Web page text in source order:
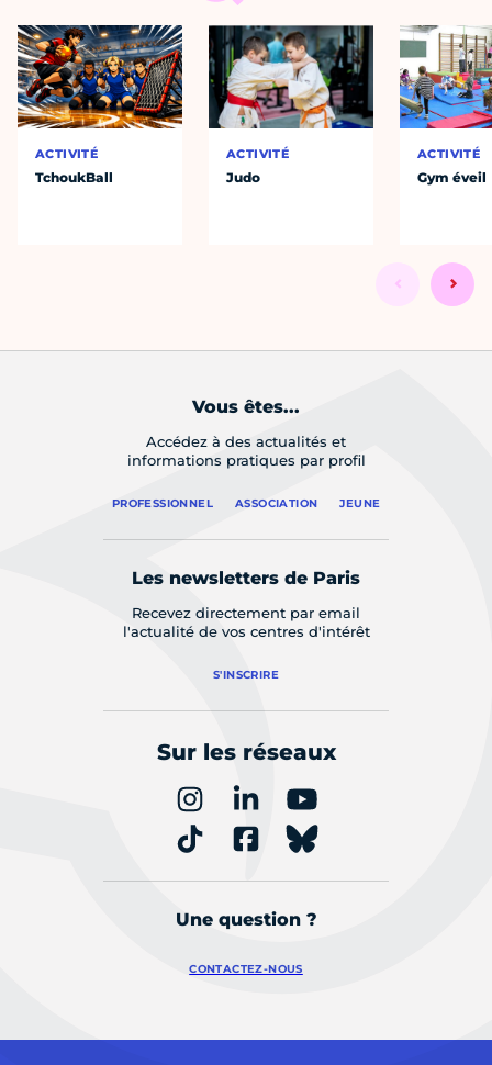
ACTIVITÉ
TchoukBall
ACTIVITÉ
Judo
ACTIVITÉ
Gym éveil
Vous êtes...
Accédez à des actualités et
informations pratiques par profil
PROFESSIONNEL ASSOCIATION JEUNE
Les newsletters de Paris
Recevez directement par email
l'actualité de vos centres d'intérêt
S'INSCRIRE
Sur les réseaux
Une question ?
CONTACTEZ-NOUS